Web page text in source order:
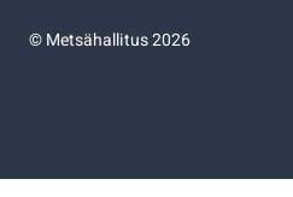
©Metsähallitus 2026